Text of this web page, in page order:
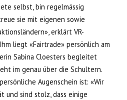
selbst, bin regelmässig
sie mit eigenen sowie
erklärt VR-
liegt «Fairtrade» persönlich am
Sabina Cloesters begleitet
im genau über die Schultern.
Augenschein ist: «Wir
und sind stolz, dass einige